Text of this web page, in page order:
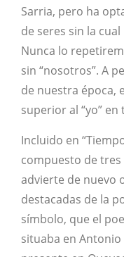
Sarria, pero ha
de seres sin la
Nunca lo
sin “nosotros”. A
de nuestra época,
superior al “yo”
Incluido en
compuesto de tres
advierte de nuevo
destacadas de la
símbolo, que el
situaba en Antonio